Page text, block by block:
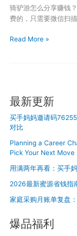
骑
驴
怎
商？
兼
职
骑驴游怎么分享赚钱
费的，只需要微信扫
骑
享
赚
钱？
驴
游
怎
赚
佣
推
广？
Read More »
最新更新
买手妈妈邀请码
对比
Planning a Career
Pick Your Next Move
用满两年再看：买手
2026最新蜜源省钱
家庭采购月账单复盘
爆品福利